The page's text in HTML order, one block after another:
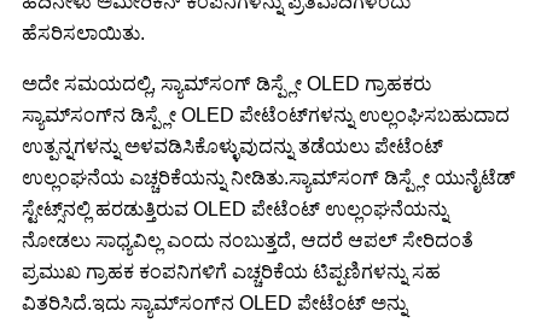
ಹೆಸರಿಸಲಾಯಿತು.
ಅದೇ ಸಮಯದಲ್ಲಿ, ಸ್ಯಾಮ್‌ಸಂಗ್ ಡಿಸ್ಪ್ಲೇ OLED ಗ್ರಾಹಕರು
ಸ್ಯಾಮ್‌ಸಂಗ್‌ನ ಡಿಸ್ಪ್ಲೇ OLED ಪೇಟೆಂಟ್‌ಗಳನ್ನು ಉಲ್ಲಂಘಿಸಬಹುದಾದ
ಉತ್ಪನ್ನಗಳನ್ನು ಅಳವಡಿಸಿಕೊಳ್ಳುವುದನ್ನು ತಡೆಯಲು ಪೇಟೆಂಟ್
ಉಲ್ಲಂಘನೆಯ ಎಚ್ಚರಿಕೆಯನ್ನು ನೀಡಿತು.ಸ್ಯಾಮ್‌ಸಂಗ್ ಡಿಸ್ಪ್ಲೇ ಯುನೈಟೆಡ್
ಸ್ಟೇಟ್ಸ್‌ನಲ್ಲಿ ಹರಡುತ್ತಿರುವ OLED ಪೇಟೆಂಟ್ ಉಲ್ಲಂಘನೆಯನ್ನು
ನೋಡಲು ಸಾಧ್ಯವಿಲ್ಲ ಎಂದು ನಂಬುತ್ತದೆ, ಆದರೆ ಆಪಲ್ ಸೇರಿದಂತೆ
ಪ್ರಮುಖ ಗ್ರಾಹಕ ಕಂಪನಿಗಳಿಗೆ ಎಚ್ಚರಿಕೆಯ ಟಿಪ್ಪಣಿಗಳನ್ನು ಸಹ
ವಿತರಿಸಿದೆ.ಇದು ಸ್ಯಾಮ್‌ಸಂಗ್‌ನ OLED ಪೇಟೆಂಟ್ ಅನ್ನು